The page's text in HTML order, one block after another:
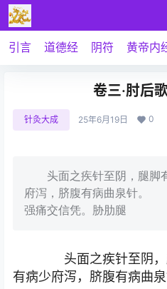
引言 道德经 阴符 黄帝内
卷三·肘后
针灸大成 25年6月19日 0
头面之疾针至阴，腿脚
府泻，脐腹有病曲泉针。
强痛交信凭。胁肋腿
头面之疾针至阴，
有病少府泻，脐腹有病曲泉